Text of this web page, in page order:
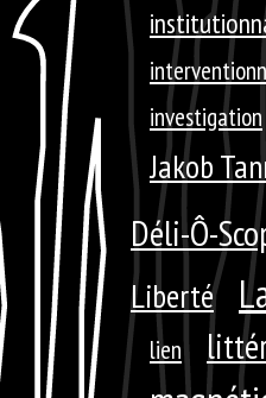
investigation
Jakob
Déli-Ô-
Liberté
lien